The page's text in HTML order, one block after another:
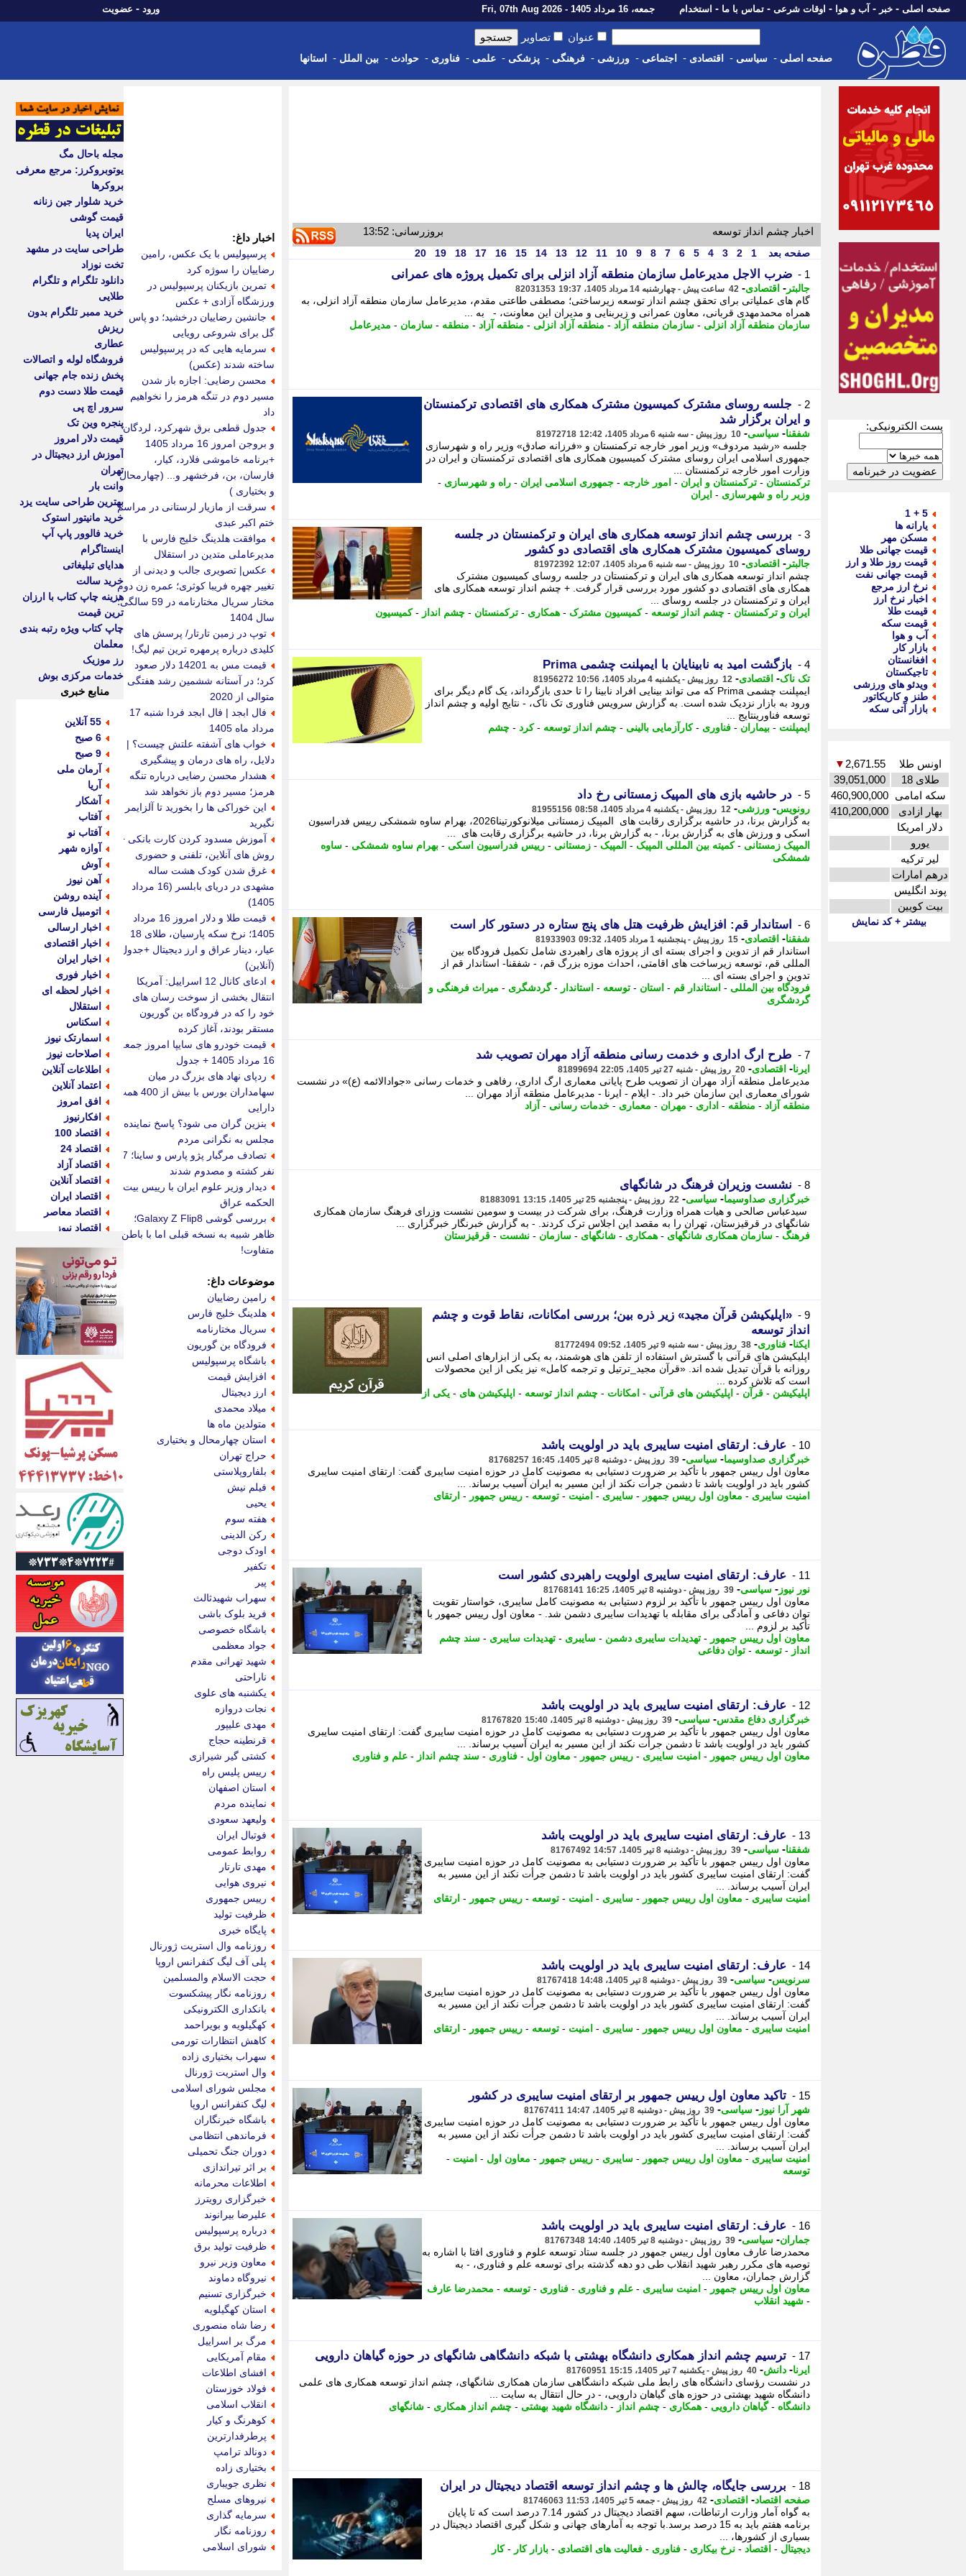
صفحه اصلی - خبر - آب و هوا - اوقات شرعی - تماس با ما - استخدام جمعه، 16 مرداد 1405 - Fri, 07th Aug 2026 ورود - عضویت
عنوان تصاویر
صفحه اصلی - سیاسی - اقتصادی - اجتماعی - ورزشی - فرهنگی - پزشکی - علمی - فناوری - حوادث - بین الملل - استانها
پست الکترونیکی:
5 + 1
یارانه ها
مسکن مهر
قیمت جهانی طلا
قیمت روز طلا و ارز
قیمت جهانی نفت
نرخ ارز مرجع
اخبار نرخ ارز
قیمت طلا
قیمت سکه
آب و هوا
بازار کار
افغانستان
تاجیکستان
ویدئو های ورزشی
طنز و کاریکاتور
بازار آتی سکه
اونس طلا 2,671.55
▼
طلای 18
39,051,000
سکه امامی 460,900,000
بهار ازادی
410,200,000
دلار امریکا
یورو
لیر ترکیه
درهم امارات
پوند انگلیس
بیت کویین
بیشتر + کد نمایش
اخبار چشم انداز توسعه بروزرسانی: 13:52
صفحه بعد 1
2
3
4
5
6
7
8
9
10
11
12
13
14
15
16
17
18
19
20
1 - ضرب الاجل مدیرعامل سازمان منطقه آزاد انزلی برای تکمیل پروژه های عمرانی
جالبتر - اقتصادی- 42 ساعت پیش - چهارشنبه 14 مرداد 1405، 19:37 82031353
گام های عملیاتی برای تحقق چشم انداز توسعه زیرساختی؛ مصطفی طاعتی مقدم، مدیرعامل سازمان منطقه آزاد انزلی، به
همراه محمدمهدی قربانی، معاون عمرانی و زیربنایی و مدیران این معاونت، - به ...
سازمان منطقه آزاد انزلی - سازمان منطقه آزاد - منطقه آزاد انزلی - منطقه آزاد - منطقه - سازمان - مدیرعامل
2 -
جلسه روسای مشترک کمیسیون مشترک همکاری های اقتصادی ترکمنستان
و ایران برگزار شد
شفقنا- سیاسی- 10 روز پیش - سه شنبه 6 مرداد 1405، 12:42 81972718
جلسه «رشید مردوف» وزیر امور خارجه ترکمنستان و «فرزانه صادق» وزیر راه و شهرسازی
جمهوری اسلامی ایران روسای مشترک کمیسیون همکاری های اقتصادی ترکمنستان و ایران در
وزارت امور خارجه ترکمنستان ...
ترکمنستان - ترکمنستان و ایران - امور خارجه - جمهوری اسلامی ایران - راه و شهرسازی -
وزیر راه و شهرسازی - ایران
3 -
بررسی چشم انداز توسعه همکاری های ایران و ترکمنستان در جلسه
روسای کمیسیون مشترک همکاری های اقتصادی دو کشور
جالبتر - اقتصادی- 10 روز پیش - سه شنبه 6 مرداد 1405، 12:07 81972392
چشم انداز توسعه همکاری های ایران و ترکمنستان در جلسه روسای کمیسیون مشترک
همکاری های اقتصادی دو کشور مورد بررسی قرار گرفت. + چشم انداز توسعه همکاری های
ایران و ترکمنستان در جلسه روسای ...
ایران و ترکمنستان - چشم انداز توسعه -کمیسیون مشترک - همکاری - ترکمنستان - چشم انداز -کمیسیون
4 - بازگشت امید به نابینایان با ایمپلنت چشمی Prima
تک ناک- اقتصادی- 12 روز پیش - یکشنبه 4 مرداد 1405، 10:56 81956272
ایمپلنت چشمی Prima که می تواند بینایی افراد نابینا را تا حدی بازگرداند، یک گام دیگر برای
ورود به بازار نزدیک شده است. به گزارش سرویس فناوری تک ناک، - نتایج اولیه و چشم انداز
توسعه فناورینتایج ...
ایمپلنت - بیماران - فناوری -کارآزمایی بالینی - چشم انداز توسعه -کرد - چشم
5 - در حاشیه بازی های المپیک زمستانی رخ داد
رونویس- ورزشی- 12 روز پیش - یکشنبه 4 مرداد 1405، 08:58 81955156
به گزارش برنا، در حاشیه برگزاری رقابت های المپیک زمستانی میلانوکورتینا2026، بهرام ساوه شمشکی رییس فدراسیون
اسکی و ورزش های به گزارش برنا، - به گزارش برنا، در حاشیه برگزاری رقابت های ...
المپیک زمستانی -کمیته بین المللی المپیک - المپیک - زمستانی - رییس فدراسیون اسکی - بهرام ساوه شمشکی - ساوه
شمشکی
6 - استاندار قم: افزایش ظرفیت هتل های پنج ستاره در دستور کار است
شفقنا- اقتصادی- 15 روز پیش - پنجشنبه 1 مرداد 1405، 09:32 81933903
استاندار قم از تدوین و اجرای بسته ای از پروژه های راهبردی شامل تکمیل فرودگاه بین
المللی قم، توسعه زیرساخت های اقامتی، احداث موزه بزرگ قم، - شفقنا- استاندار قم از
تدوین و اجرای بسته ای ...
فرودگاه بین المللی - استاندار قم - استان - توسعه - استاندار -گردشگری - میراث فرهنگی و
گردشگری
7 - طرح ارگ اداری و خدمت رسانی منطقه آزاد مهران تصویب شد
ایرنا- اقتصادی- 20 روز پیش - شنبه 27 تیر 1405، 22:05 81899694
مدیرعامل منطقه آزاد مهران از تصویب طرح پایانی معماری ارگ اداری، رفاهی و خدمات رسانی «جوادالائمه (ع)» در نشست
شورای معماری این سازمان خبر داد. - ایلام - ایرنا - مدیرعامل منطقه آزاد مهران ...
منطقه آزاد - منطقه - اداری - مهران - معماری - خدمات رسانی - آزاد
8 - نشست وزیران فرهنگ در شانگهای
خبرگزاری صداوسیما- سیاسی- 22 روز پیش - پنجشنبه 25 تیر 1405، 13:15 81883091
سیدعباس صالحی و هیات همراه وزارت فرهنگ، برای شرکت در بیست و سومین نشست وزرای فرهنگ سازمان همکاری
شانگهای در قرقیزستان، تهران را به مقصد این اجلاس ترک کردند. - به گزارش خبرنگار خبرگزاری ...
فرهنگ - سازمان همکاری شانگهای - همکاری - شانگهای - سازمان - نشست - قرقیزستان
9 -
«اپلیکیشن قرآن مجید» زیر ذره بین؛ بررسی امکانات، نقاط قوت و چشم
انداز توسعه
ایکنا- فناوری- 38 روز پیش - سه شنبه 9 تیر 1405، 09:52 81772494
اپلیکیشن های قرآنی با گسترش استفاده از تلفن های هوشمند، به یکی از ابزارهای اصلی انس
روزانه با قرآن تبدیل شده اند. «قرآن مجید_ترتیل و ترجمه کامل» نیز یکی از این محصولات
است که تلاش کرده ...
اپلیکیشن - قرآن - اپلیکیشن های قرآنی - امکانات - چشم انداز توسعه - اپلیکیشن های - یکی از
10 - عارف: ارتقای امنیت سایبری باید در اولویت باشد
خبرگزاری صداوسیما- سیاسی- 39 روز پیش - دوشنبه 8 تیر 1405، 16:45 81768257
معاون اول رییس جمهور با تأکید بر ضرورت دستیابی به مصونیت کامل در حوزه امنیت سایبری گفت: ارتقای امنیت سایبری
کشور باید در اولویت باشد تا دشمن جرأت نکند از این مسیر به ایران آسیب برساند. ...
امنیت سایبری - معاون اول رییس جمهور - سایبری - امنیت - توسعه - رییس جمهور - ارتقای
11 - عارف: ارتقای امنیت سایبری اولویت راهبردی کشور است
نور نیوز - سیاسی- 39 روز پیش - دوشنبه 8 تیر 1405، 16:25 81768141
معاون اول رییس جمهور با تأکید بر لزوم دستیابی به مصونیت کامل سایبری، خواستار تقویت
توان دفاعی و آمادگی برای مقابله با تهدیدات سایبری دشمن شد. - معاون اول رییس جمهور با
تأکید بر لزوم ...
معاون اول رییس جمهور - تهدیدات سایبری دشمن - سایبری - تهدیدات سایبری - سند چشم
انداز - توسعه - توان دفاعی
12 - عارف: ارتقای امنیت سایبری باید در اولویت باشد
خبرگزاری دفاع مقدس- سیاسی- 39 روز پیش - دوشنبه 8 تیر 1405، 15:40 81767820
معاون اول رییس جمهور با تأکید بر ضرورت دستیابی به مصونیت کامل در حوزه امنیت سایبری گفت: ارتقای امنیت سایبری
کشور باید در اولویت باشد تا دشمن جرأت نکند از این مسیر به ایران آسیب برساند. ...
معاون اول رییس جمهور - امنیت سایبری - رییس جمهور - معاون اول - فناوری - سند چشم انداز - علم و فناوری
13 - عارف: ارتقای امنیت سایبری باید در اولویت باشد
شفقنا- سیاسی- 39 روز پیش - دوشنبه 8 تیر 1405، 14:57 81767492
معاون اول رییس جمهور با تأکید بر ضرورت دستیابی به مصونیت کامل در حوزه امنیت سایبری
گفت: ارتقای امنیت سایبری کشور باید در اولویت باشد تا دشمن جرأت نکند از این مسیر به
ایران آسیب برساند. ...
امنیت سایبری - معاون اول رییس جمهور - سایبری - امنیت - توسعه - رییس جمهور - ارتقای
14 - عارف: ارتقای امنیت سایبری باید در اولویت باشد
سرنویس- سیاسی- 39 روز پیش - دوشنبه 8 تیر 1405، 14:48 81767418
معاون اول رییس جمهور با تأکید بر ضرورت دستیابی به مصونیت کامل در حوزه امنیت سایبری
گفت: ارتقای امنیت سایبری کشور باید در اولویت باشد تا دشمن جرأت نکند از این مسیر به
ایران آسیب برساند. ...
امنیت سایبری - معاون اول رییس جمهور - سایبری - امنیت - توسعه - رییس جمهور - ارتقای
15 - تاکید معاون اول رییس جمهور بر ارتقای امنیت سایبری در کشور
شهر آرا نیوز - سیاسی- 39 روز پیش - دوشنبه 8 تیر 1405، 14:47 81767411
معاون اول رییس جمهور با تأکید بر ضرورت دستیابی به مصونیت کامل در حوزه امنیت سایبری
گفت: ارتقای امنیت سایبری کشور باید در اولویت باشد تا دشمن جرأت نکند از این مسیر به
ایران آسیب برساند. ...
امنیت سایبری - معاون اول رییس جمهور - سایبری - رییس جمهور - معاون اول - امنیت -
توسعه
16 - عارف: ارتقای امنیت سایبری باید در اولویت باشد
جماران- سیاسی- 39 روز پیش - دوشنبه 8 تیر 1405، 14:40 81767348
محمدرضا عارف معاون اول رییس جمهور در جلسه ستاد توسعه علوم و فناوری افتا با اشاره به
توصیه های مکرر رهبر شهید انقلاب طی دو دهه گذشته برای توسعه علم و فناوری، - به
گزارش جماران، معاون ...
معاون اول رییس جمهور - امنیت سایبری - علم و فناوری - فناوری - توسعه - محمدرضا عارف
- شهید انقلاب
17 - ترسیم چشم انداز همکاری دانشگاه بهشتی با شبکه دانشگاهی شانگهای در حوزه گیاهان دارویی
ایرنا- دانش- 40 روز پیش - یکشنبه 7 تیر 1405، 15:15 81760951
در نشست رؤسای دانشگاه های رابط ملی شبکه دانشگاهی سازمان همکاری شانگهای، چشم انداز توسعه همکاری های علمی
دانشگاه شهید بهشتی در حوزه های گیاهان دارویی، - در ﺣﺎل اﻧﺘﻘﺎل ﺑﻪ ﺳﺎﯾﺖ ...
دانشگاه -گیاهان دارویی - همکاری - چشم انداز - دانشگاه شهید بهشتی - چشم انداز همکاری - شانگهای
18 - بررسی جایگاه، چالش ها و چشم انداز توسعه اقتصاد دیجیتال در ایران
صفحه اقتصاد- اقتصادی- 42 روز پیش - جمعه 5 تیر 1405، 11:53 81746063
به گواه آمار وزارت ارتباطات، سهم اقتصاد دیجیتال در کشور 7.14 درصد است که تا پایان
برنامه هفتم باید به 15 درصد برسد.با توجه به آمارهای جهانی و شکل گیری اقتصاد دیجیتال در
بسیاری از کشورها، ...
دیجیتال - اقتصاد - نرخ بیکاری - فناوری - فعالیت های اقتصادی - بازار کار -کار
اخبار داغ:
پرسپولیس با یک عکس، رامین
رضاییان را سوژه کرد
تمرین بازیکنان پرسپولیس در
ورزشگاه آزادی + عکس
جانشین رضاییان درخشید؛ دو پاس
گل برای شروعی رویایی
سرمایه هایی که در پرسپولیس
ساخته شدند (عکس)
محسن رضایی: اجازه باز شدن
مسیر دوم در تنگه هرمز را نخواهیم
داد
جدول قطعی برق شهرکرد، لردگان
و بروجن امروز 16 مرداد 1405
+برنامه خاموشی فلارد، کیار،
فارسان، بن، فرخشهر و... (چهارمحال
و بختیاری )
سرقت از مازیار لرستانی در مراسم
ختم اکبر عبدی
موافقت هلدینگ خلیج فارس با
مدیرعاملی متدین در استقلال
عکس| تصویری جالب و دیدنی از
تغییر چهره فریبا کوثری؛ عمره زن دوم
مختار سریال مختارنامه در 59 سالگی؛
سال 1404
توپ در زمین تارتار/ پرسش های
کلیدی درباره پرمهره ترین تیم لیگ!
قیمت مس به 14201 دلار صعود
کرد؛ در آستانه ششمین رشد هفتگی
متوالی از 2020
فال ابجد | فال ابجد فردا شنبه 17
مرداد ماه 1405
خواب های آشفته علتش چیست؟ |
دلایل، راه های درمان و پیشگیری
هشدار محسن رضایی درباره تنگه
هرمز؛ مسیر دوم باز نخواهد شد
این خوراکی ها را بخورید تا آلزایمر
نگیرید
آموزش مسدود کردن کارت بانکی +
روش های آنلاین، تلفنی و حضوری
غرق شدن کودک هشت ساله
مشهدی در دریای بابلسر (16 مرداد
1405)
قیمت طلا و دلار امروز 16 مرداد
1405؛ نرخ سکه پارسیان، طلای 18
عیار، دینار عراق و ارز دیجیتال +جدول
(آنلاین)
ادعای کانال 12 اسراییل: آمریکا
انتقال بخشی از سوخت رسان های
خود را که در فرودگاه بن گوریون
مستقر بودند، آغاز کرده
قیمت خودرو های سایپا امروز جمعه
16 مرداد 1405 + جدول
ردپای نهاد های بزرگ در میان
سهامداران بورس با بیش از 400 همت
دارایی
بنزین گران می شود؟ پاسخ نماینده
مجلس به نگرانی مردم
تصادف مرگبار پژو پارس و ساینا؛ 7
نفر کشته و مصدوم شدند
دیدار وزیر علوم ایران با رییس بیت
الحکمه عراق
بررسی گوشی Galaxy Z Flip8؛
ظاهر شبیه به نسخه قبلی اما با باطن
متفاوت!
موضوعات داغ:
رامین رضاییان
هلدینگ خلیج فارس
سریال مختارنامه
فرودگاه بن گوریون
باشگاه پرسپولیس
افزایش قیمت
ارز دیجیتال
میلاد محمدی
متولدین ماه ها
استان چهارمحال و بختیاری
حراج تهران
بلفاروپلاستی
فیلم نیش
یحیی
هفته سوم
رکن الدینی
اودک دوجی
تکفیر
پیر
سهراب شهیدثالث
فرید بلوک باشی
باشگاه خصوصی
جواد معظمی
شهید تهرانی مقدم
ناراحتی
یکشنبه های علوی
نجات دروازه
مهدی علیپور
قرنطینه حجاج
کشتی گیر شیرازی
رییس پلیس راه
استان اصفهان
نماینده مردم
ولیعهد سعودی
فوتبال ایران
روابط عمومی
مهدی تارتار
نیروی هوایی
رییس جمهوری
ظرفیت تولید
پایگاه خبری
روزنامه وال استریت ژورنال
پلی آف لیگ کنفرانس اروپا
حجت الاسلام والمسلمین
روزنامه نگار پیشکسوت
بانکداری الکترونیکی
کهگیلویه و بویراحمد
کاهش انتظارات تورمی
سهراب بختیاری زاده
وال استریت ژورنال
مجلس شورای اسلامی
لیگ کنفرانس اروپا
باشگاه خبرنگاران
فرماندهی انتظامی
دوران جنگ تحمیلی
بر اثر تیراندازی
اطلاعات محرمانه
خبرگزاری رویترز
علیرضا بیرانوند
درباره پرسپولیس
ظرفیت تولید برق
معاون وزیر نیرو
نیروگاه دماوند
خبرگزاری تسنیم
استان کهگیلویه
رضا شاه منصوری
مرگ بر اسراییل
مقام آمریکایی
افشای اطلاعات
فولاد خوزستان
انقلاب اسلامی
کوهرنگ و کیار
پرطرفدارترین
دونالد ترامپ
بختیاری زاده
نظری جویباری
نیروهای مسلح
سرمایه گذاری
روزنامه نگار
شورای اسلامی
مجله باحال مگ
یوتوبروکرز: مرجع معرفی
بروکرها
خرید شلوار جین زنانه
قیمت گوشی
ایران پدیا
طراحی سایت در مشهد
تخت نوزاد
دانلود تلگرام و تلگرام
طلایی
خرید ممبر تلگرام بدون
ریزش
عطاری
فروشگاه لوله و اتصالات
پخش زنده جام جهانی
قیمت طلا دست دوم
سرور اچ پی
پنجره وین تک
قیمت دلار امروز
آموزش ارز دیجیتال در
تهران
وانت بار
بهترین طراحی سایت یزد
خرید مانیتور استوک
خرید فالوور پاپ آپ
اینستاگرام
هدایای تبلیغاتی
خرید سالت
هزینه چاپ کتاب با ارزان
ترین قیمت
چاپ کتاب ویژه رتبه بندی
معلمان
رز موزیک
خدمات مرکزی بوش
منابع خبری
55 آنلاین
6 صبح
9 صبح
آرمان ملی
آریا
آشکار
آفتاب
آفتاب نو
آوازه شهر
آوش
آهن نیوز
آینده روشن
اتومبیل فارسی
اخبار ارسالی
اخبار اقتصادی
اخبار ایران
اخبار فوری
اخبار لحظه ای
استقلال
اسکناس
اسمارتک نیوز
اصلاحات نیوز
اطلاعات آنلاین
اعتماد آنلاین
افق امروز
افکارنیوز
اقتصاد 100
اقتصاد 24
اقتصاد آزاد
اقتصاد آنلاین
اقتصاد ایران
اقتصاد معاصر
اقتصاد نیوز
اکوفارس
اکونگار
اکونیوز
الف
انتشار آنلاین
اندیشه قرن
اندیشه معاصر
اندیشه ها
انرژی پرس
ای استخدام
ایتنا
ایراف
ایران آرت
ایران آنلاین
ایران زندگی
ایران فوری
ایرانی روز
ایرانیتال
ایرنا
ایسکانیوز
ایسنا
ایکنا
ایلنا
اینتیتر
ایونا نیوز
بازتاب آنلاین
باشگاه خبرنگاران
باغستان نیوز
بامبوک
ببین و بخون
بدینسان
بنکر